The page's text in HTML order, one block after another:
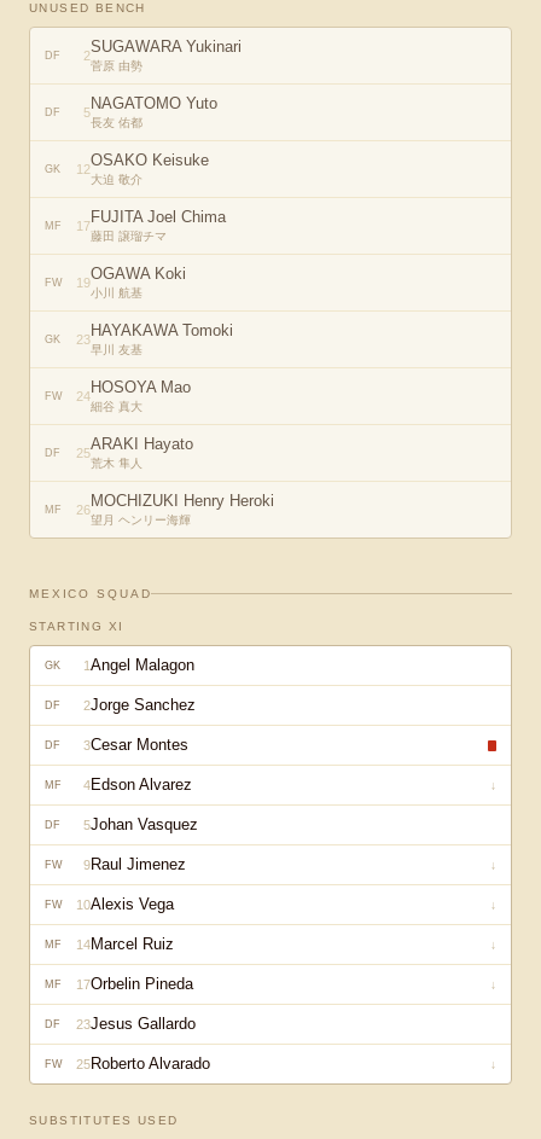
UNUSED BENCH
DF 2SUGAWARA Yukinari
菅原 由勢
DF 5NAGATOMO Yuto
長友 佑都
GK 12OSAKO Keisuke
大迫 敬介
MF 17FUJITA Joel Chima
藤田 譲瑠チマ
FW 19OGAWA Koki
小川 航基
GK 23HAYAKAWA Tomoki
早川 友基
FW 24HOSOYA Mao
細谷 真大
DF 25ARAKI Hayato
荒木 隼人
MF 26MOCHIZUKI Henry Heroki
望月 ヘンリー海輝
MEXICO SQUAD
STARTING XI
GK 1Angel Malagon
DF 2Jorge Sanchez
DF 3Cesar Montes
MF 4Edson Alvarez ↓
DF 5Johan Vasquez
FW 9Raul Jimenez ↓
FW 10Alexis Vega ↓
MF 14Marcel Ruiz ↓
MF 17Orbelin Pineda ↓
DF 23Jesus Gallardo
FW 25Roberto Alvarado ↓
SUBSTITUTES USED